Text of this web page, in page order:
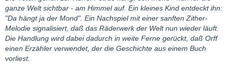
ganze Welt sichtbar - am Himmel auf. Ein kleines Kind entdeckt ihn:
"Da hängt ja der Mond". Ein Nachspiel mit einer sanften Zither-
Melodie signalisiert, daß das Räderwerk der Welt nun wieder läuft.
Die Handlung wird dabei dadurch in weite Ferne gerückt, daß Orff
einen Erzähler verwendet, der die Geschichte aus einem Buch
vorliest.